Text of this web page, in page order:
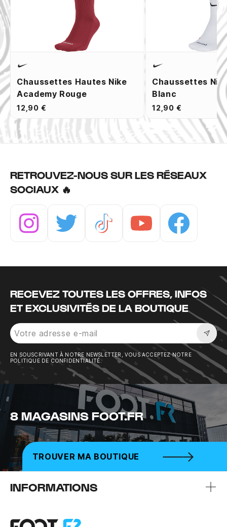
Chaussettes Hautes Nike
Academy Rouge
12,90 €
Chaussettes
Blanc
12,90 €
RETROUVEZ-NOUS SUR LES RÉSEAUX
SOCIAUX 🔥
RECEVEZ TOUTES LES OFFRES, INFOS
ET EXCLUSIVITÉS DE LA BOUTIQUE
EN SOUSCRIVANT À NOTRE NEWSLETTER, VOUS ACCEPTEZ NOTRE
POLITIQUE DE CONFIDENTIALITÉ.
8 MAGASINS FOOT.FR
TROUVER MA BOUTIQUE
INFORMATIONS